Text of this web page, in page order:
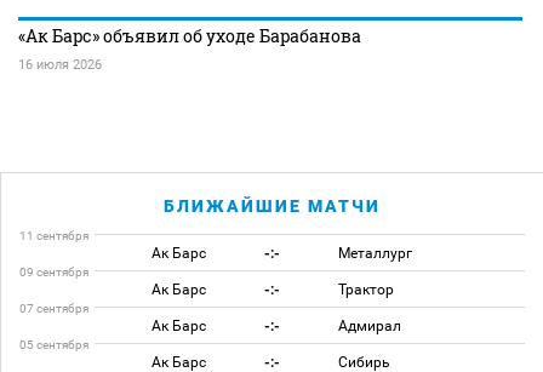
«Ак Барс» объявил об уходе Барабанова
16 июля 2026
БЛИЖАЙШИЕ МАТЧИ
11 сентября
Ак Барс -:- Металлург
09 сентября
Ак Барс -:- Трактор
07 сентября
Ак Барс -:- Адмирал
05 сентября
Ак Барс -:- Сибирь